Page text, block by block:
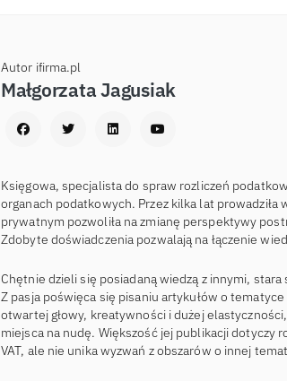
Autor ifirma.pl
Małgorzata Jagusiak
Księgowa, specjalista do spraw rozliczeń
organach podatkowych. Przez kilka lat prowadziła
prywatnym pozwoliła na zmianę perspektywy
Zdobyte doświadczenia pozwalają na łączenie
Chętnie dzieli się posiadaną wiedzą z innymi,
Z pasja poświęca się pisaniu artykułów o
otwartej głowy, kreatywności i dużej
miejsca na nudę. Większość jej publikacji dotyczy
VAT, ale nie unika wyzwań z obszarów o innej